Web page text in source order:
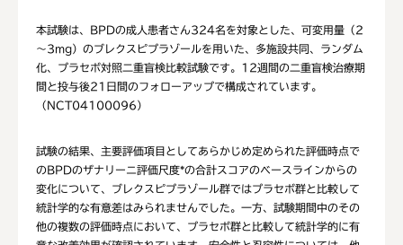
本試験は、BPDの成人患者さん324名を対象とした、可変用量（2
～3mg）のブレクスピプラゾールを用いた、多施設共同、ランダム
化、プラセボ対照二重盲検比較試験です。12週間の二重盲検治療期
間と投与後21日間のフォローアップで構成されています。
（NCT04100096）
試験の結果、主要評価項目としてあらかじめ定められた評価時点で
のBPDのザナリーニ評価尺度*の合計スコアのベースラインからの
変化について、ブレクスピプラゾール群ではプラセボ群と比較して
統計学的な有意差はみられませんでした。一方、試験期間中のその
他の複数の評価時点において、プラセボ群と比較して統計学的に有